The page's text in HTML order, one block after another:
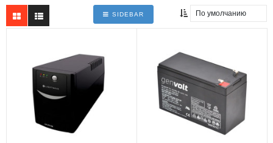
Ноутбуки
Моноблоки
Копмлектующие для ПК
SIDEBAR